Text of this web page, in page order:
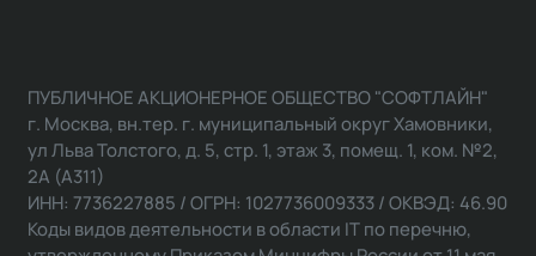
ПУБЛИЧНОЕ АКЦИОНЕРНОЕ ОБЩЕСТВО "СОФТЛАЙН"
г. Москва, вн.тер. г. муниципальный округ Хамовники,
ул Льва Толстого, д. 5, стр. 1, этаж 3, помещ. 1, ком. №2,
2А (А311)
ИНН: 7736227885 / ОГРН: 1027736009333 / ОКВЭД: 46.90
Коды видов деятельности в области IT по перечню,